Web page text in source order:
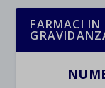
FARMACI